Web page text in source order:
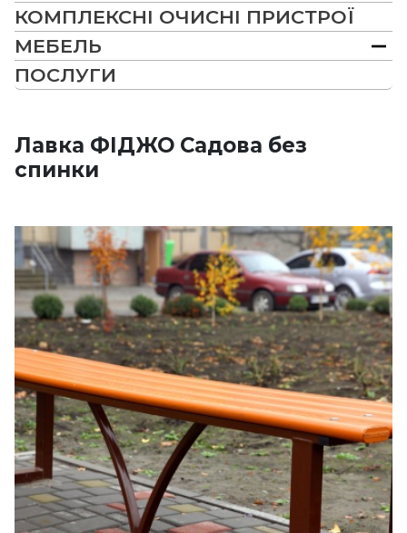
КОМПЛЕКСНІ ОЧИСНІ ПРИСТРОЇ
МЕБЕЛЬ
ПОСЛУГИ
Лавка ФІДЖО Садова без
спинки